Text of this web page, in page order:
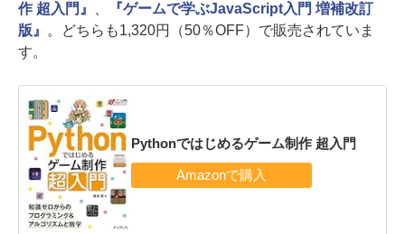
作 超入門』
『ゲームで学ぶJavaScript入門 増補改訂
版』
。どちらも1,320円（50％OFF）で販売されていま
す。
Pythonではじめるゲーム制作 超入門